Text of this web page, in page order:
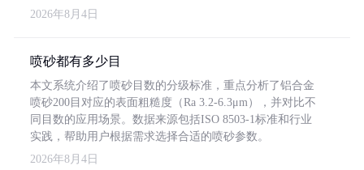
2026年8月4日
喷砂都有多少目
本文系统介绍了喷砂目数的分级标准，重点分析了铝合金
喷砂200目对应的表面粗糙度（Ra 3.2-6.3μm），并对比不
同目数的应用场景。数据来源包括ISO 8503-1标准和行业
实践，帮助用户根据需求选择合适的喷砂参数。
2026年8月4日